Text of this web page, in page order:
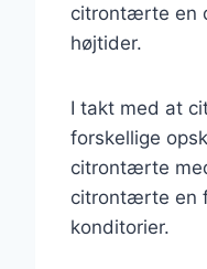
citrontærte en
højtider.
I takt med at
forskellige
citrontærte
citrontærte en
konditorier.